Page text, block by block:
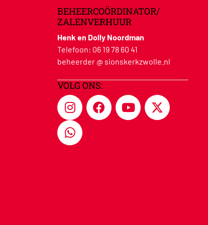
BEHEERCOÖRDINATOR/
ZALENVERHUUR
Henk en Dolly Noordman
Telefoon: 06 19 78 60 41
beheerder @ sionskerkzwolle.nl
VOLG ONS: